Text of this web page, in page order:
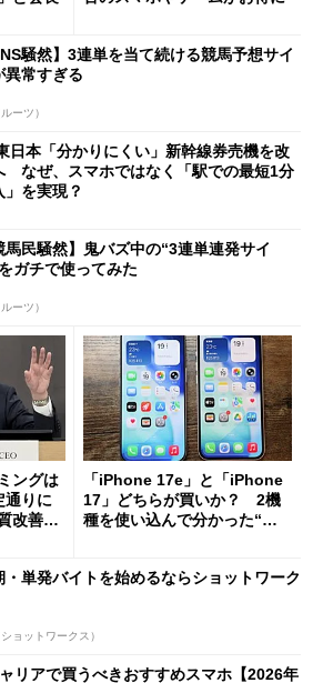
騒然】3連単を当て続ける競馬予想サイ
異常すぎる
ーツ）
日本「分かりにくい」新幹線券売機を改
なぜ、スマホではなく「駅での最短1分
」を実現？
馬民騒然】鬼バズ中の“3連単連発サイ
をガチで使ってみた
ーツ）
ングは
通りに
改善」
「iPhone 17e」と「iPhone
17」どちらが買いか？ 2機
種を使い込んで分かった“ス
・単発バイトを始めるならショットワーク
ョットワークス）
リアで買うべきおすすめスマホ【2026年